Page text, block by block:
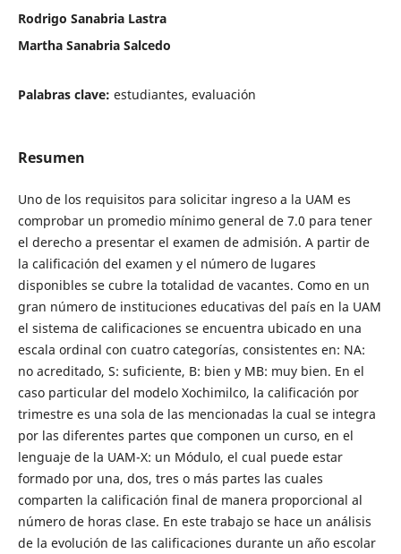
Rodrigo Sanabria Lastra
Martha Sanabria Salcedo
Palabras clave: estudiantes, evaluación
Resumen
Uno de los requisitos para solicitar ingreso a la UAM es
comprobar un promedio mínimo general de 7.0 para tener
el derecho a presentar el examen de admisión. A partir de
la calificación del examen y el número de lugares
disponibles se cubre la totalidad de vacantes. Como en un
gran número de instituciones educativas del país en la UAM
el sistema de calificaciones se encuentra ubicado en una
escala ordinal con cuatro categorías, consistentes en: NA:
no acreditado, S: suficiente, B: bien y MB: muy bien. En el
caso particular del modelo Xochimilco, la calificación por
trimestre es una sola de las mencionadas la cual se integra
por las diferentes partes que componen un curso, en el
lenguaje de la UAM-X: un Módulo, el cual puede estar
formado por una, dos, tres o más partes las cuales
comparten la calificación final de manera proporcional al
número de horas clase. En este trabajo se hace un análisis
de la evolución de las calificaciones durante un año escolar